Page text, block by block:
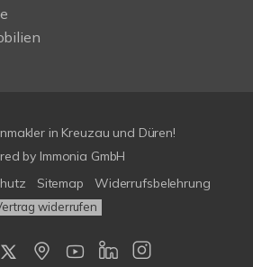
in Kreuzau und Düren!
by Immonia GmbH
Sitemap Widerrufsbelehrung
widerrufen